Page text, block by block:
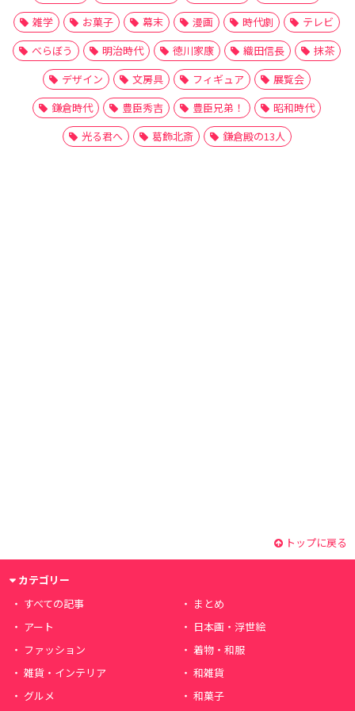
雑学
お菓子 幕末 漫画 時代劇
テレビ
べらぼう
明治時代 徳川家康 織田信長
抹茶
デザイン
文房具 フィギュア
展覧会
鎌倉時代
豊臣秀吉 豊臣兄弟！
昭和時代
光る君へ
葛飾北斎 鎌倉殿の13人
トップに戻る
カテゴリー
すべての記事
まとめ
アート
日本画・浮世絵
ファッション
着物・和服
雑貨・インテリア
和雑貨
グルメ
和菓子